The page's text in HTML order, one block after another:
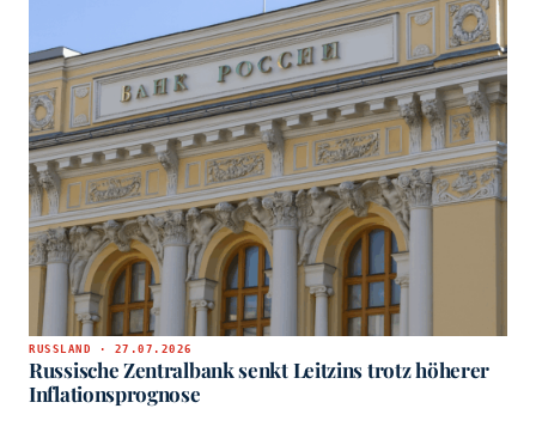
RUSSLAND · 27.07.2026
Russische Zentralbank senkt Leitzins trotz höherer
Inflationsprognose